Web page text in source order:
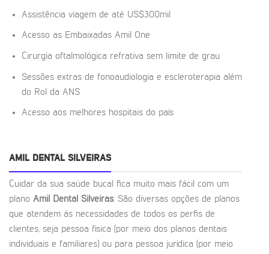
Assistência viagem de até US$300mil
Acesso as Embaixadas Amil One
Cirurgia oftalmológica refrativa sem limite de grau
Sessões extras de fonoaudiologia e escleroterapia além
do Rol da ANS
Acesso aos melhores hospitais do país
AMIL DENTAL SILVEIRAS
Cuidar da sua saúde bucal fica muito mais fácil com um
plano Amil Dental Silveiras. São diversas opções de planos
que atendem às necessidades de todos os perfis de
clientes, seja pessoa física (por meio dos planos dentais
individuais e familiares) ou para pessoa jurídica (por meio